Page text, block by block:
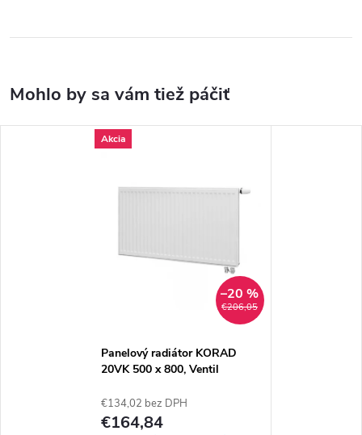
Akcia
€206,05
–20 %
Panelový radiátor KORAD
20VK 500 x 800, Ventil
€134,02 bez DPH
€164,84